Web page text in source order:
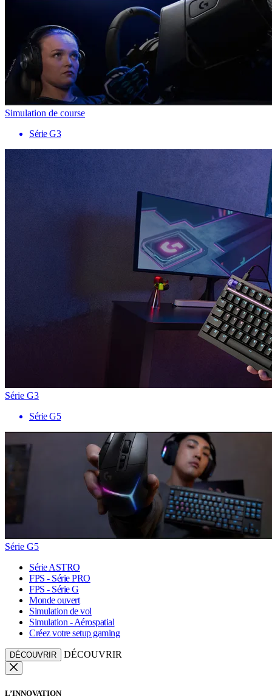
Simulation de course
Série G3
Série G3
Série G5
Série G5
Série ASTRO
FPS - Série PRO
FPS - Série G
Monde ouvert
Simulation de vol
Simulation - Aérospatial
Créez votre setup gaming
DÉCOUVRIR DÉCOUVRIR
L’INNOVATION